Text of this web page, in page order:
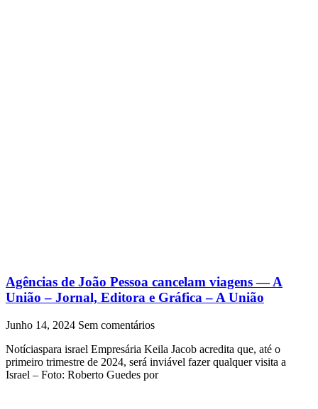
Agências de João Pessoa cancelam viagens — A
União – Jornal, Editora e Gráfica – A União
Junho 14, 2024 Sem comentários
Notíciaspara israel Empresária Keila Jacob acredita que, até o
primeiro trimestre de 2024, será inviável fazer qualquer visita a
Israel – Foto: Roberto Guedes por